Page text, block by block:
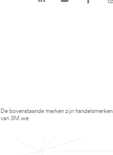
De bovenstaande merken zijn handelsmerken
van 3M.we